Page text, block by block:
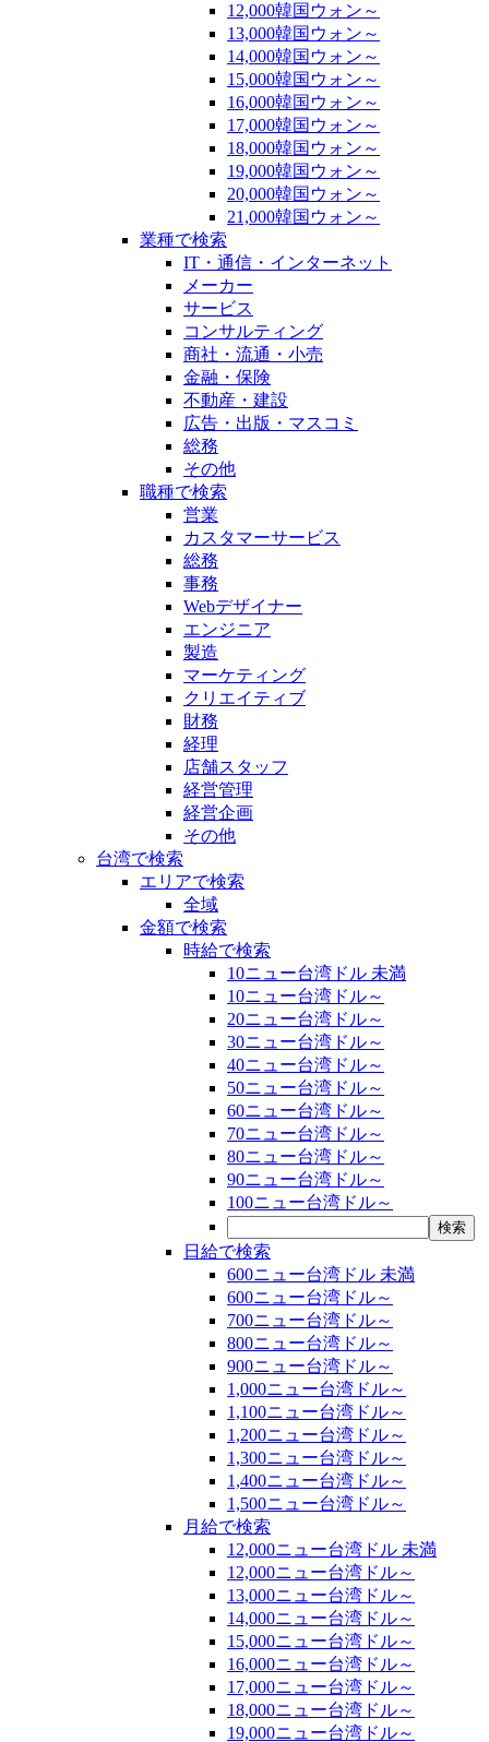
12,000韓国ウォン～
13,000韓国ウォン～
14,000韓国ウォン～
15,000韓国ウォン～
16,000韓国ウォン～
17,000韓国ウォン～
18,000韓国ウォン～
19,000韓国ウォン～
20,000韓国ウォン～
21,000韓国ウォン～
業種で検索
IT・通信・インターネット
メーカー
サービス
コンサルティング
商社・流通・小売
金融・保険
不動産・建設
広告・出版・マスコミ
総務
その他
職種で検索
営業
カスタマーサービス
総務
事務
Webデザイナー
エンジニア
製造
マーケティング
クリエイティブ
財務
経理
店舗スタッフ
経営管理
経営企画
その他
台湾で検索
エリアで検索
全域
金額で検索
時給で検索
10ニュー台湾ドル 未満
10ニュー台湾ドル～
20ニュー台湾ドル～
30ニュー台湾ドル～
40ニュー台湾ドル～
50ニュー台湾ドル～
60ニュー台湾ドル～
70ニュー台湾ドル～
80ニュー台湾ドル～
90ニュー台湾ドル～
100ニュー台湾ドル～
日給で検索
600ニュー台湾ドル 未満
600ニュー台湾ドル～
700ニュー台湾ドル～
800ニュー台湾ドル～
900ニュー台湾ドル～
1,000ニュー台湾ドル～
1,100ニュー台湾ドル～
1,200ニュー台湾ドル～
1,300ニュー台湾ドル～
1,400ニュー台湾ドル～
1,500ニュー台湾ドル～
月給で検索
12,000ニュー台湾ドル 未満
12,000ニュー台湾ドル～
13,000ニュー台湾ドル～
14,000ニュー台湾ドル～
15,000ニュー台湾ドル～
16,000ニュー台湾ドル～
17,000ニュー台湾ドル～
18,000ニュー台湾ドル～
19,000ニュー台湾ドル～